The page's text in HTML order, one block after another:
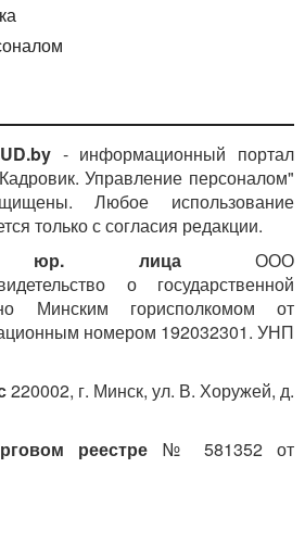
- информационный портал
Управление персоналом"
Любое использование
только с согласия редакции.
юр. лицаООО
о государственной
Минским горисполкомом от
номером 192032301. УНП
220002, г. Минск, ул. В. Хоружей, д.
реестре № 581352 от